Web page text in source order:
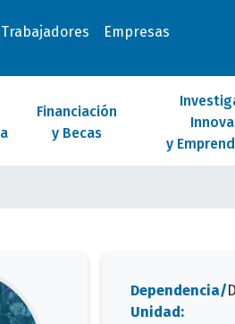
Trabajadores Empresas
Financiación
y Becas
y
Dependencia/
Unidad: